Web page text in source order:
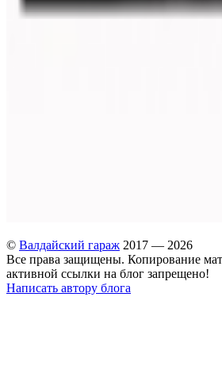
© Валдайский гараж 2017 — 2026
Все права защищены. Копирование
активной ссылки на блог запрещено!
Написать автору блога